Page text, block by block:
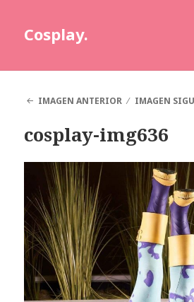
Cosplay.
IMAGEN ANTERIOR
IMAGEN
cosplay-img636